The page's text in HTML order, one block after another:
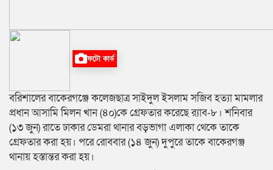
ফটো কার্ড
বরিশালের বাকেরগঞ্জে কলেজছাত্র সাইদুল ইসলাম সজিব হত্যা মামলার
প্রধান আসামি মিলন খান (৪০)কে গ্রেফতার করেছে র‍্যাব-৮। শনিবার
(১৩ জুন) রাতে ঢাকার ডেমরা থানার বড়ভাগা এলাকা থেকে তাকে
গ্রেফতার করা হয়। পরে রোববার (১৪ জুন) দুপুরে তাকে বাকেরগঞ্জ
থানায় হস্তান্তর করা হয়।